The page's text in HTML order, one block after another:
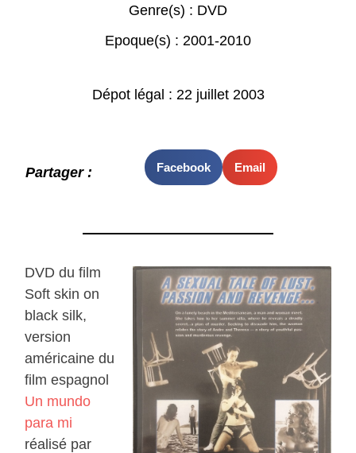
Genre(s) : DVD
Epoque(s) : 2001-2010
Dépot légal : 22 juillet 2003
Partager : Facebook Email
DVD du film
Soft skin on
black silk,
version
américaine du
film espagnol
Un mundo
para mi
réalisé par